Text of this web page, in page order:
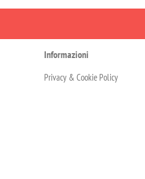
Informazioni
Privacy & Cookie Policy